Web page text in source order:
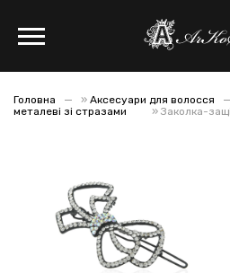
Головна » Аксесуари для волосся
металеві зі стразами
» Заколка-